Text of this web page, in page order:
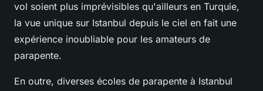
vol soient plus imprévisibles qu'ailleurs en Turquie,
la vue unique sur Istanbul depuis le ciel en fait une
expérience inoubliable pour les amateurs de
parapente.
En outre, diverses écoles de parapente à Istanbul